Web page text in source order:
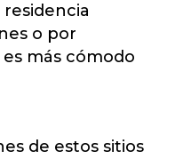
o por
más cómodo
de estos sitios